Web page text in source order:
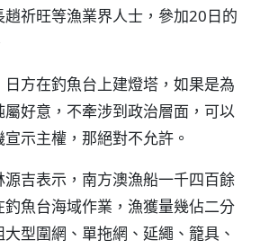
祈旺等漁業界人士，參加20日的
方在釣魚台上建燈塔，如果是為
好意，不牽涉到政治層面，可以
示主權，那絕對不允許。
吉表示，南方澳漁船一千四百餘
魚台海域作業，漁獲量幾佔二分
型圍網、單拖網、延繩、籠具、